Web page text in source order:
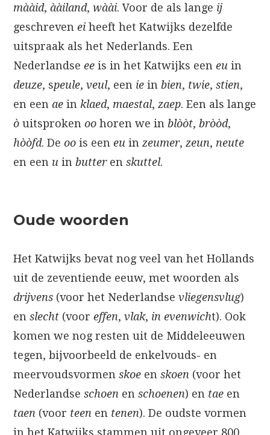
mààid,ààiland,wàài. Voor de als lange ij
geschrevenei heeft het Katwijks dezelfde
uitspraak als het Nederlands. Een
Nederlandseee is in het Katwijks eeneu in
deuze, speule,veul, een ie inbien, twie,stien,
en eenae in klaed, maestal,zaep. Een als lange
ò uitsproken oo horen we in blòòt, bròòd,
hòòfd. Deoo is eeneu inzeumer,zeun, neute
en een u inbutterenskuttel.
Oude woorden
Het Katwijks bevat nog veel van het Hollands
uit de zeventiende eeuw, met woorden als
drijvens (voor het Nederlandsevliegensvlug)
enslecht (vooreffen,vlak, in evenwicht). Ook
komen we nog resten uit de Middeleeuwen
tegen, bijvoorbeeld de enkelvouds- en
meervoudsvormen skoe enskoen (voor het
Nederlandseschoen enschoenen) en tae en
taen (voor teen en tenen). De oudste vormen
in het Katwijks stammen uit ongeveer 800.